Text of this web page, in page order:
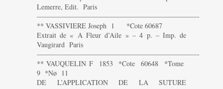
Lemerre, Edit. Paris
———————————————————————-
** VASSIVIERE Joseph 1 *Cote 60687
Extrait de « A Fleur d’Aile » – 4 p. – Imp. de
Vaugirard Paris
———————————————————————-
** VAUQUELIN F 1853 *Cote 60648 *Tome
9 *Nø 11
DE L’APPLICATION DE LA SUTURE